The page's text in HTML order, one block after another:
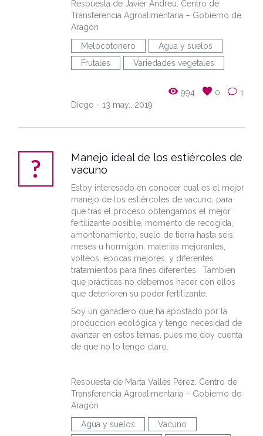
Respuesta de Javier Andreu. Centro de
Transferencia Agroalimentaria – Gobierno de
Aragón
Melocotonero
Agua y suelos
Frutales
Variedades vegetales
994 0
1
Diego - 13 may., 2019
Manejo ideal de los estiércoles de
vacuno
Estoy interesado en conocer cual es el mejor
manejo de los estiércoles de vacuno, para
que tras el proceso obtengamos el mejor
fertilizante posible, momento de recogida,
amontonamiento, suelo de tierra hasta seis
meses u hormigón, materias mejorantes,
volteos, épocas mejores, y diferentes
tratamientos para fines diferentes. Tambien
que prácticas no debemos hacer con ellos
que deterioren su poder fertilizante.
Soy un ganadero que ha apostado por la
produccion ecológica y tengo necesidad de
avanzar en estos temas, pues me doy cuenta
de que no lo tengo claro.
Respuesta de Marta Vallés Pérez. Centro de
Transferencia Agroalimentaria – Gobierno de
Aragón
Agua y suelos
Vacuno